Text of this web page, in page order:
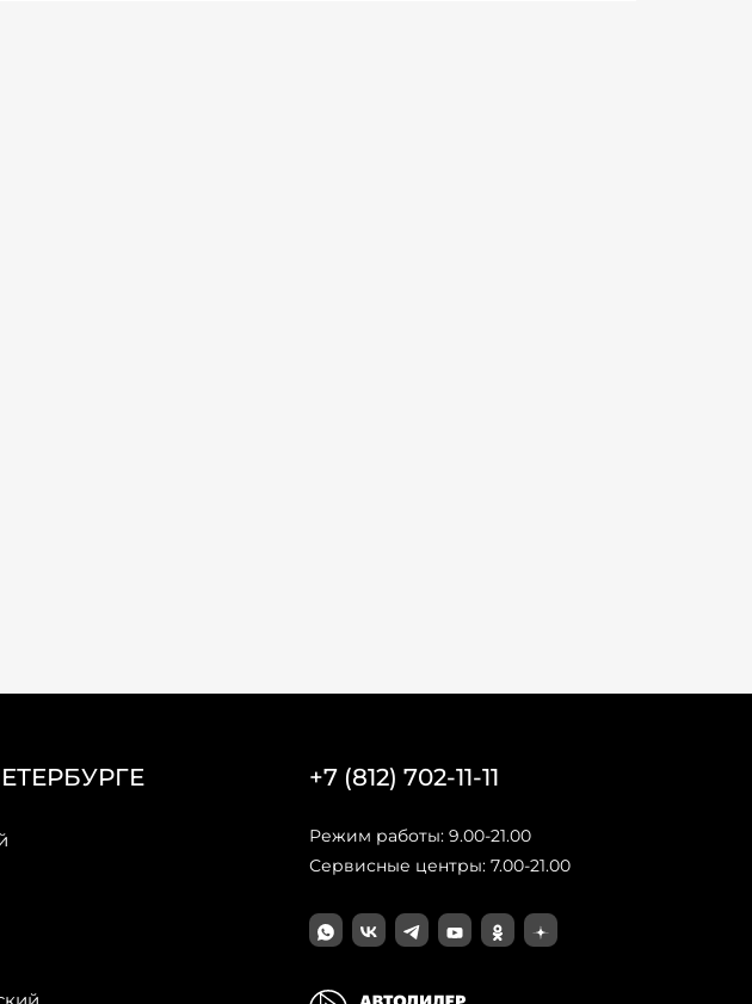
+7 (812) 702-11-11
Режим работы: 9.00-21.00
Сервисные центры: 7.00-21.00